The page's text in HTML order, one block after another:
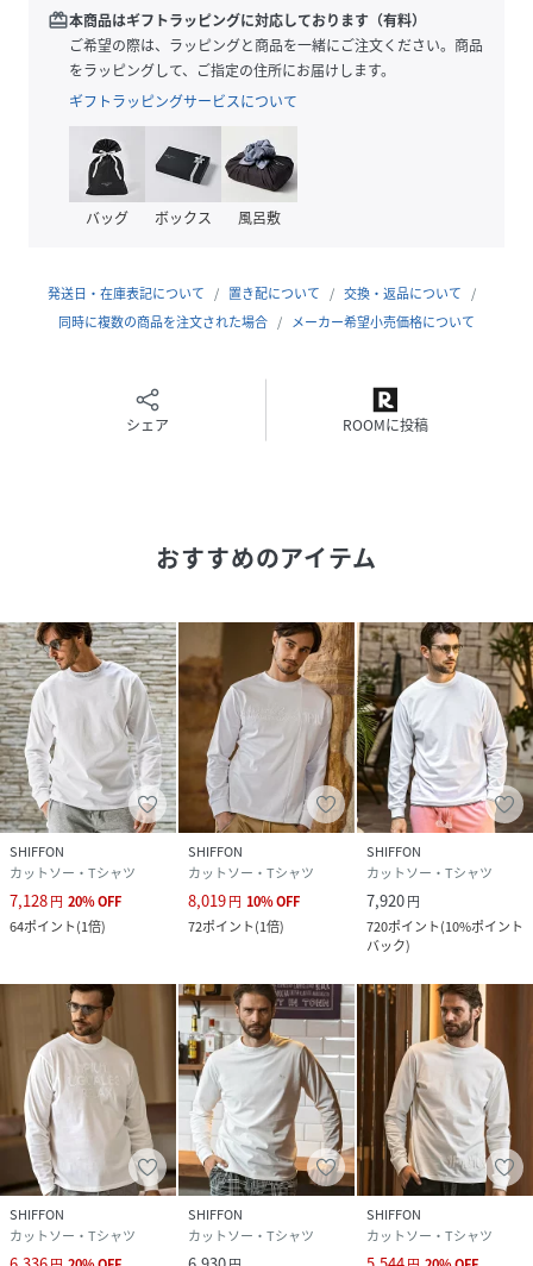
綿の繊維に艶感やハリを与える加工を施し、シルクのような
豊かな光沢を生み出した生地は、さらさらと滑らかな表面感
により、暑い季節にも快適な着心地を実現しています。
同シリーズのパーカー(USO-25107)やパンツ(USB-25107)
ラフでありながら大人の上質さを感じさせる逸品を是非。
ラインストーンシリーズはこちら⇒
25108)
・ラインストーンヘムスウェットジョガーパンツ(USB-
25107)
・ラインストーンカフスウェットジップパーカー(USO-
25107)
1PIU1UGUALE3RELAX
"極上の普段着"としてファッショニスタに愛されてやまな
い、1PIU1UGUALE3RELAX
"至高""究極"への挑戦を胸にデザイナー自らが厳選し、着る
者に高揚と感動を齎す"一着入魂"された作品で知られる
1PIU1UGUALE3のカジュアルウェアラインである。
redeem本商品はギフトラッピングに対応しております（有料）
ご希望の際は、ラッピングと商品を一緒にご注文ください。商品
をラッピングして、ご指定の住所にお届けします。
ギフトラッピングサービスについて
バッグ ボックス 風呂敷
発送日・在庫表記について 置き配について
交換・返品について
同時に複数の商品を注文された場合
メーカー希望小売価格について
シェア ROOMに投稿
おすすめのアイテム
SHIFFON
カットソー・Tシャツ
7,128円 20%OFF
64ポイント(1倍)
SHIFFON
カットソー・Tシャツ
8,019円 10%OFF
72ポイント(1倍)
SHIFFON
カットソー・Tシャツ
7,920円
720ポイント(10%ポイント
バック)
SHIFFON
カットソー・Tシャツ
SHIFFON
カットソー・Tシャツ
SHIFFON
カットソー・Tシャツ